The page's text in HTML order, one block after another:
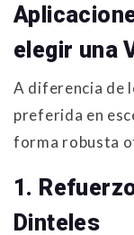
elegir una
A diferencia de
preferida en
forma robusta
1.
Dinteles